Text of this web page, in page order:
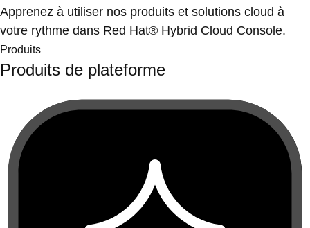
Apprenez à utiliser nos produits et solutions cloud à
votre rythme dans Red Hat® Hybrid Cloud Console.
Produits
Produits de plateforme